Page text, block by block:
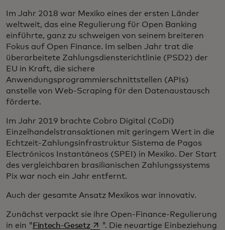
Im Jahr 2018 war Mexiko eines der ersten Länder
weltweit, das eine Regulierung für Open Banking
einführte, ganz zu schweigen von seinem breiteren
Fokus auf Open Finance. Im selben Jahr trat die
überarbeitete Zahlungsdiensterichtlinie (PSD2) der
EU in Kraft, die sichere
Anwendungsprogrammierschnittstellen (APIs)
anstelle von Web-Scraping für den Datenaustausch
förderte.
Im Jahr 2019 brachte Cobro Digital (CoDi)
Einzelhandelstransaktionen mit geringem Wert in die
Echtzeit-Zahlungsinfrastruktur Sistema de Pagos
Electrónicos Instantáneos (SPEI) in Mexiko. Der Start
des vergleichbaren brasilianischen Zahlungssystems
Pix war noch ein Jahr entfernt.
Auch der gesamte Ansatz Mexikos war innovativ.
Zunächst verpackt sie ihre Open-Finance-Regulierung
in ein "Fintech-Gesetzwird in einer neuen Registerkarte
". Die neuartige Einbeziehung